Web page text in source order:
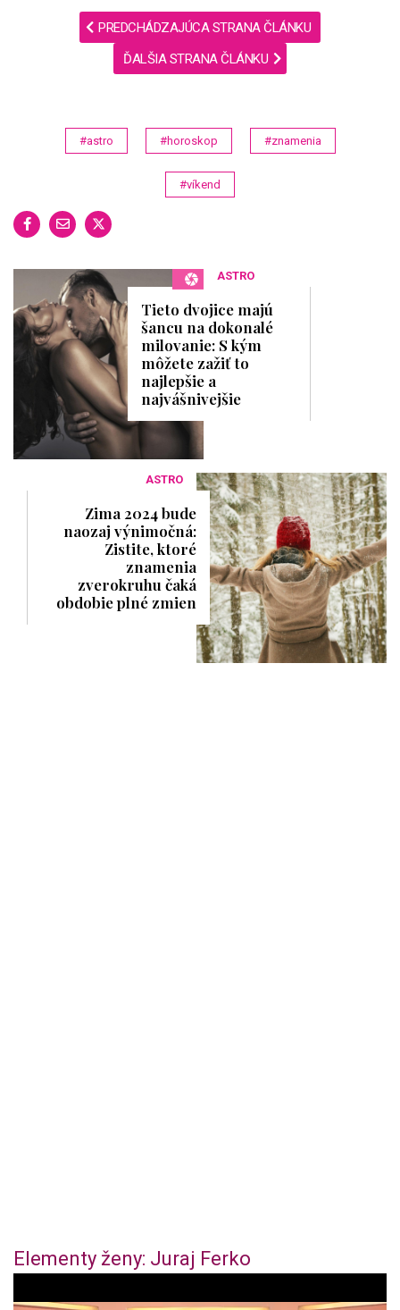
PREDCHÁDZAJÚCA STRANA ČLÁNKU
ĎALŠIA STRANA ČLÁNKU
#astro #horoskop #znamenia
#víkend
ASTRO
Tieto dvojice majú
šancu na dokonalé
milovanie: S kým
môžete zažiť to
najlepšie a
najvášnivejšie
ASTRO
Zima 2024 bude
naozaj výnimočná:
Zistite, ktoré
znamenia
zverokruhu čaká
obdobie plné zmien
Elementy ženy: Juraj Ferko